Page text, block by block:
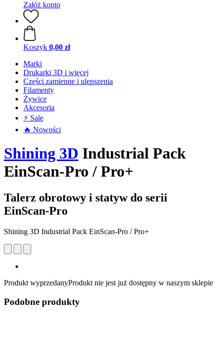
Załóż konto
Koszyk 0,00 zł
Marki
Drukarki 3D i więcej
Części zamienne i ulepszenia
Filamenty
Żywice
Akcesoria
⚡ Sale
🔥 Nowości
Shining 3D Industrial Pack
EinScan-Pro / Pro+
Talerz obrotowy i statyw do serii
EinScan-Pro
Shining 3D Industrial Pack EinScan-Pro / Pro+
Produkt wyprzedanyProdukt nie jest już dostępny w naszym sklepie
Podobne produkty